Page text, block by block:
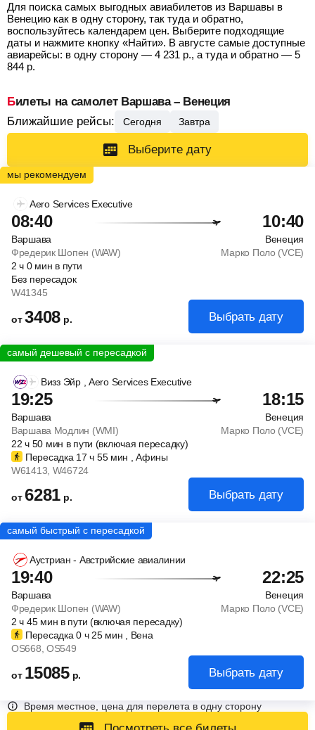
Для поиска самых выгодных авиабилетов из Варшавы в
Венецию как в одну сторону, так туда и обратно,
воспользуйтесь календарем цен. Выберите подходящие
даты и нажмите кнопку «Найти». В августе самые доступные
авиарейсы: в одну сторону — 4 231 р., а туда и обратно — 5
844 р.
Билеты на самолет Варшава – Венеция
Ближайшие рейсы:
Сегодня Завтра
Выберите дату
Aero Services Executive
08:40 10:40
Варшава
Венеция
Фредерик Шопен (WAW)
Марко Поло (VCE)
2ч 0 мин в пути
Без пересадок
W41345
от3408 р. Выбрать дату
Визз Эйр , Aero Services Executive
19:25 18:15
Варшава
Венеция
Варшава Модлин (WMI)
Марко Поло (VCE)
22ч50 мин в пути (включая пересадку)
Пересадка 17ч 55 мин , Афины
W61413 , W46724
от6281 р. Выбрать дату
Аустриан - Австрийские авиалинии
19:40 22:25
Варшава
Венеция
Фредерик Шопен (WAW)
Марко Поло (VCE)
2ч 45 мин в пути (включая пересадку)
Пересадка 0 ч25 мин , Вена
OS668 , OS549
от 15085 р. Выбрать дату
Время местное, цена для перелета в одну сторону